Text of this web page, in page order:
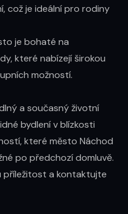
což je ideální pro rodiny
je bohaté na
které nabízejí širokou
možností.
a současný životní
bydlení v blízkosti
které město Náchod
po předchozí domluvě.
příležitost a kontaktujte